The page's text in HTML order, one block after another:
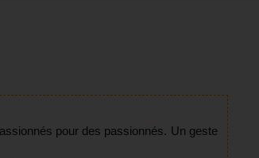
pour des passionnés. Un geste